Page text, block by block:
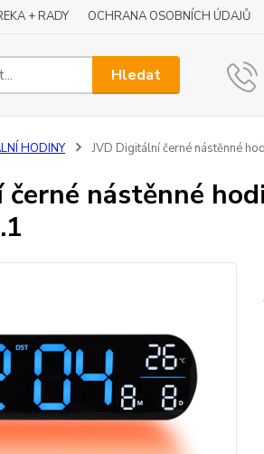
+ RADY OCHRANA OSOBNÍCH ÚDAJŮ
Hledat
HODINY JVD Digitální černé nástěnné
nástěnné